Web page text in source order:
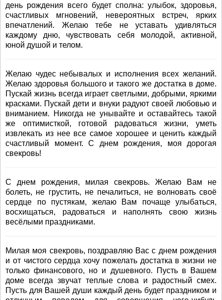
день рождения всего будет сполна: улыбок, здоровья,
счастливых мгновений, невероятных встреч, ярких
впечатлений. Желаю тебе не уставать удивляться
каждому дню, чувствовать себя молодой, активной,
юной душой и телом.
Желаю чудес небывалых и исполнения всех желаний.
Желаю здоровья большого и такого же достатка в доме.
Пускай жизнь всегда играет светлыми, добрыми, яркими
красками. Пускай дети и внуки радуют своей любовью и
вниманием. Никогда не унывайте и оставайтесь такой
же оптимисткой, готовой радоваться жизни, уметь
извлекать из нее все самое хорошее и ценить каждый
счастливый момент. С днем рождения, моя дорогая
свекровь!
С днем рождения, милая свекровь. Желаю Вам не
болеть, не грустить, не печалиться, не волновать своё
сердце по пустякам, желаю Вам почаще улыбаться,
восхищаться, радоваться и наполнять свою жизнь
весёлыми праздниками.
Милая моя свекровь, поздравляю Вас с днем рождения
и от чистого сердца хочу пожелать достатка в жизни не
только финансового, но и душевного. Пусть в Вашем
доме всегда звучат теплые слова и радостный смех.
Пусть для Вашей души каждый день будет праздником и